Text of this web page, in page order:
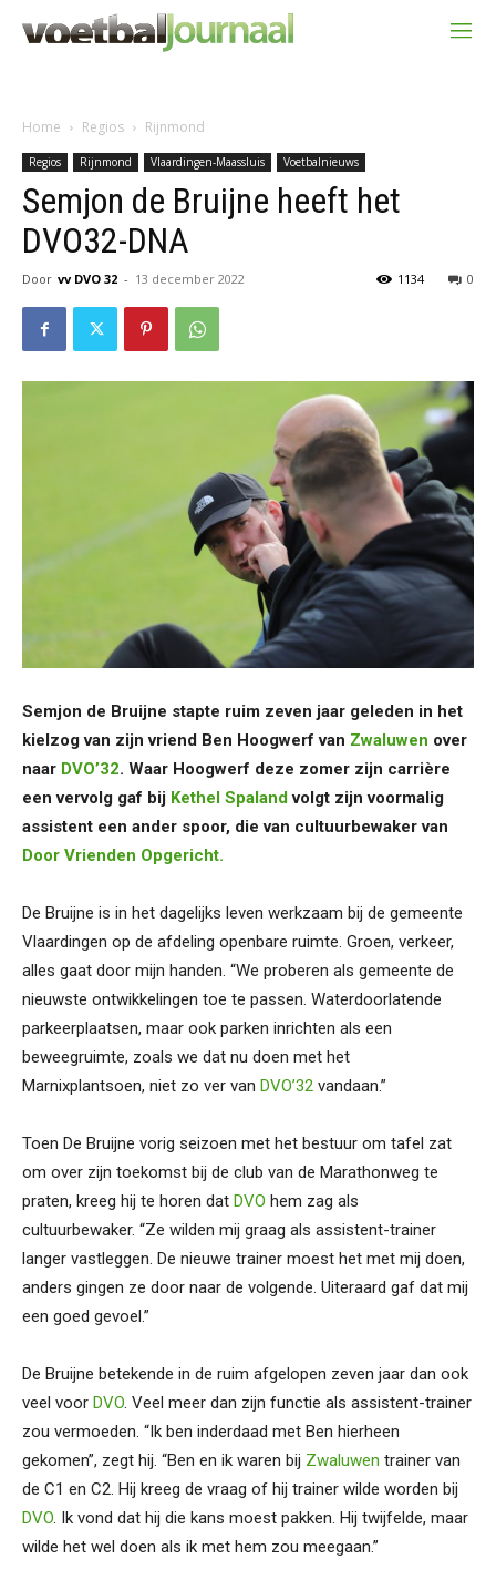
Home Regios Rijnmond
Regios Rijnmond Vlaardingen-Maassluis Voetbalnieuws
Semjon de Bruijne heeft het
DVO32-DNA
Door vv DVO 32 - 13 december 2022 0
1134
Semjon de Bruijne stapte ruim zeven jaar geleden in het
kielzog van zijn vriend Ben Hoogwerf van Zwaluwen over
naar DVO’32. Waar Hoogwerf deze zomer zijn carrière
een vervolg gaf bij Kethel Spalandvolgt zijn voormalig
assistent een ander spoor, die van cultuurbewaker van
Door Vrienden Opgericht.
De Bruijne is in het dagelijks leven werkzaam bij de gemeente
Vlaardingen op de afdeling openbare ruimte. Groen, verkeer,
alles gaat door mijn handen. “We proberen als gemeente de
nieuwste ontwikkelingen toe te passen. Waterdoorlatende
parkeerplaatsen, maar ook parken inrichten als een
beweegruimte, zoals we dat nu doen met het
Marnixplantsoen, niet zo ver van DVO’32 vandaan.”
Toen De Bruijne vorig seizoen met het bestuur om tafel zat
om over zijn toekomst bij de club van de Marathonweg te
praten, kreeg hij te horen dat DVO hem zag als
cultuurbewaker. “Ze wilden mij graag als assistent-trainer
langer vastleggen. De nieuwe trainer moest het met mij doen,
anders gingen ze door naar de volgende. Uiteraard gaf dat mij
een goed gevoel.”
De Bruijne betekende in de ruim afgelopen zeven jaar dan ook
veel voor DVO. Veel meer dan zijn functie als assistent-trainer
zou vermoeden. “Ik ben inderdaad met Ben hierheen
gekomen”, zegt hij. “Ben en ik waren bij Zwaluwen trainer van
de C1 en C2. Hij kreeg de vraag of hij trainer wilde worden bij
DVO. Ik vond dat hij die kans moest pakken. Hij twijfelde, maar
wilde het wel doen als ik met hem zou meegaan.”